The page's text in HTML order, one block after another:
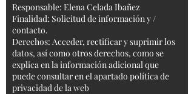
Responsable: Elena Celada Ibañez
Finalidad: Solicitud de información y /
contacto.
Derechos: Acceder, rectificar y suprimir los
datos, así como otros derechos, como se
explica en la información adicional que
puede consultar en el apartado política de
privacidad de la web